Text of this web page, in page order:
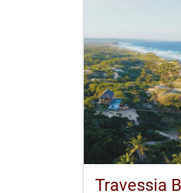
Travessia